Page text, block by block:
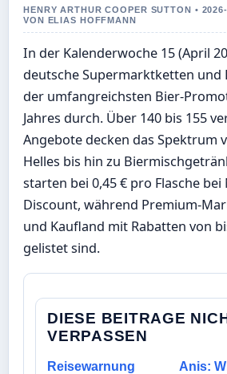
HENRY ARTHUR COOPER SUTTON •
VON ELIAS HOFFMANN
In der Kalenderwoche 15 (April
deutsche Supermarktketten und
der umfangreichsten Bier-
Jahres durch. Über 140 bis 155
Angebote decken das Spektrum
Helles bis hin zu
starten bei 0,45 € pro Flasche
Discount, während Premium-
und Kaufland mit Rabatten von
gelistet sind.
DIESE BEITRAGE
VERPASSEN
Reisewarnung
Anis: